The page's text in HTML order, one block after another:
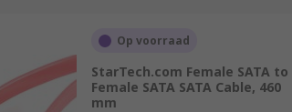
Op voorraad
StarTech.com Female SATA to
Female SATA SATA Cable, 460
mm